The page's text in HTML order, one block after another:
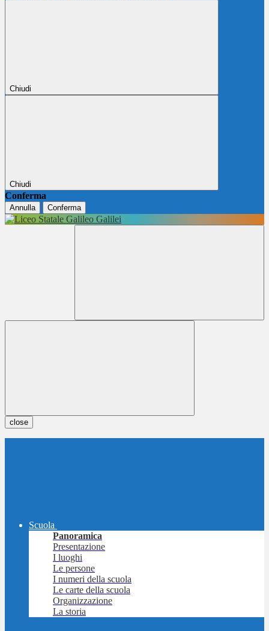
Chiudi
Chiudi
Conferma
Annulla Conferma
close
Scuola
Panoramica
Presentazione
I luoghi
Le persone
I numeri della scuola
Le carte della scuola
Organizzazione
La storia